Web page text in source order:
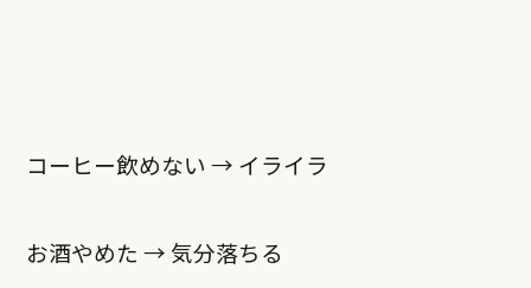
コーヒー飲めない → イライラ
お酒やめた → 気分落ちる